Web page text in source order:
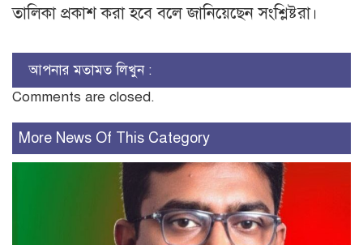
তালিকা প্রকাশ করা হবে বলে জানিয়েছেন সংশ্লিষ্টরা।
আপনার মতামত লিখুন :
Comments are closed.
More News Of This Category